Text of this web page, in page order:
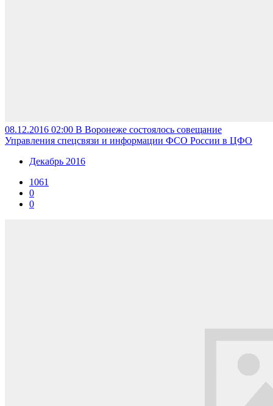
08.12.2016 02:00 В Воронеже состоялось совещание
Управления спецсвязи и информации ФСО России в ЦФО
Декабрь 2016
1061
0
0